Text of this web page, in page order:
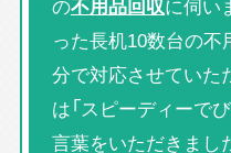
った長机10数台の
分で対応させていた
は「スピーディーで
言葉をいただきまし